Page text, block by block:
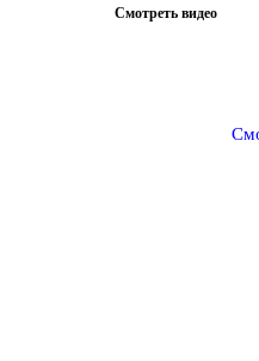
Смотреть видео